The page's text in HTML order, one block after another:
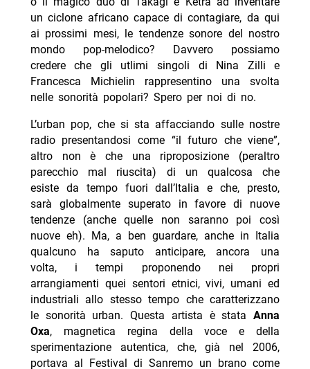
un ciclone africano capace di contagiare, da qui
ai prossimi mesi, le tendenze sonore del nostro
mondo pop-melodico? Davvero possiamo
credere che gli utlimi singoli di Nina Zilli e
Francesca Michielin rappresentino una svolta
nelle sonorità popolari? Spero per noi di no.
L’urban pop, che si sta affacciando sulle nostre
radio presentandosi come “il futuro che viene”,
altro non è che una riproposizione (peraltro
parecchio mal riuscita) di un qualcosa che
esiste da tempo fuori dall’Italia e che, presto,
sarà globalmente superato in favore di nuove
tendenze (anche quelle non saranno poi così
nuove eh). Ma, a ben guardare, anche in Italia
qualcuno ha saputo anticipare, ancora una
volta, i tempi proponendo nei propri
arrangiamenti quei sentori etnici, vivi, umani ed
industriali allo stesso tempo che caratterizzano
le sonorità urban. Questa artista è stataAnna
Oxa, magnetica regina della voce e della
sperimentazione autentica, che, già nel 2006,
portava al Festival di Sanremo un brano come